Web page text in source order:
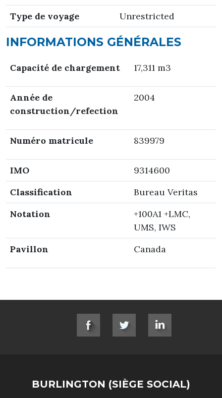
Type de voyage
Unrestricted
INFORMATIONS GÉNÉRALES
Capacité de chargement 17,311 m3
Année de
construction/refection
2004
Numéro matricule 839979
IMO
9314600
Classification
Bureau Veritas
Notation
+100A1 +LMC,
UMS, IWS
Pavillon
Canada
SOCIAL LINKS
BURLINGTON (SIÈGE SOCIAL)